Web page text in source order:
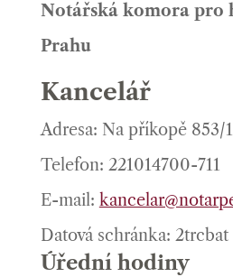
Notářská komora pro
Prahu
Kancelář
Adresa: Na příkopě 853/
Telefon: 221014700-711
E-mail:
Datová schránka: 2trcbat
Úřední hodiny